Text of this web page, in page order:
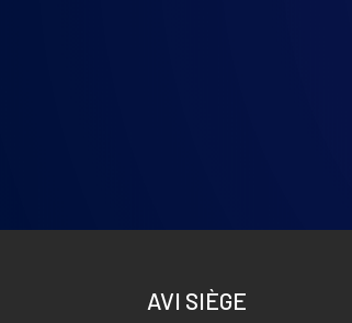
AVI SIÈGE